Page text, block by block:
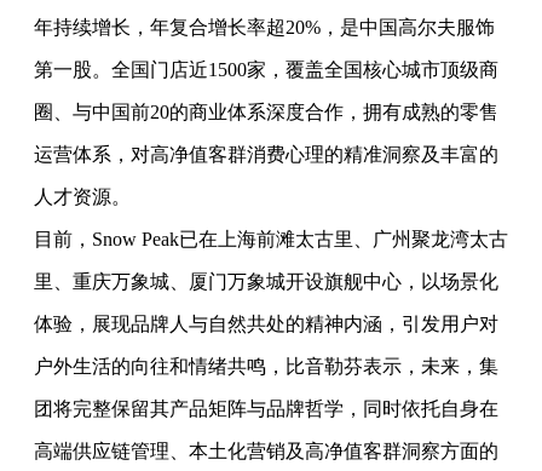
年持续增长，年复合增长率超20%，是中国高尔夫服饰
第一股。全国门店近1500家，覆盖全国核心城市顶级商
圈、与中国前20的商业体系深度合作，拥有成熟的零售
运营体系，对高净值客群消费心理的精准洞察及丰富的
人才资源。
目前，Snow Peak已在上海前滩太古里、广州聚龙湾太古
里、重庆万象城、厦门万象城开设旗舰中心，以场景化
体验，展现品牌人与自然共处的精神内涵，引发用户对
户外生活的向往和情绪共鸣，比音勒芬表示，未来，集
团将完整保留其产品矩阵与品牌哲学，同时依托自身在
高端供应链管理、本土化营销及高净值客群洞察方面的